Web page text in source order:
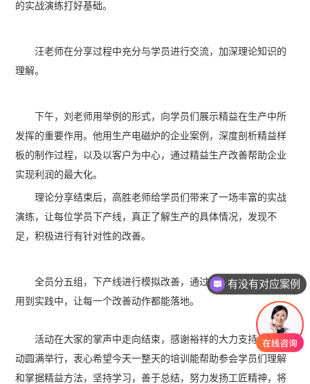
的实战演练打好基础。
汪老师在分享过程中充分与学员进行交流，加深理论知识的
理解。
下午，刘老师用举例的形式，向学员们展示精益在生产中所
发挥的重要作用。他用生产电磁炉的企业案例，深度剖析精益样
板的制作过程，以及以客户为中心，通过精益生产改善帮助企业
实现利润的最大化。
理论分享结束后，高胜老师给学员们带来了一场丰富的实战
演练，让每位学员下产线，真正了解生产的具体情况，发现不
足，积极进行有针对性的改善。
全员分五组，下产线进行模拟改善，通过课堂所讲，充分运
用到实践中，让每一个改善动作都能落地。
活动在大家的掌声中走向结束，感谢裕祥的大力支持，让活
动圆满举行，衷心希望今天一整天的培训能帮助参会学员们理解
和掌据精益方法，坚持学习，善于总结，努力发扬工匠精神，将
有没有对应案例